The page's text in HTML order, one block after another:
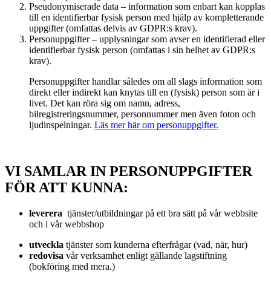
Pseudonymiserade data – information som enbart kan kopplas
till en identifierbar fysisk person med hjälp av kompletterande
uppgifter (omfattas delvis av GDPR:s krav).
Personuppgifter – upplysningar som avser en identifierad eller
identifierbar fysisk person (omfattas i sin helhet av GDPR:s
krav).
Personuppgifter handlar således om all slags information som
direkt eller indirekt kan knytas till en (fysisk) person som är i
livet. Det kan röra sig om namn, adress,
bilregistreringsnummer, personnummer men även foton och
ljudinspelningar. Läs mer här om personuppgifter.
VI SAMLAR IN PERSONUPPGIFTER
FÖR ATT KUNNA:
leverera tjänster/utbildningar på ett bra sätt på vår webbsite
och i vår webbshop
utveckla tjänster som kunderna efterfrågar (vad, när, hur)
redovisa vår verksamhet enligt gällande lagstiftning
(bokföring med mera.)